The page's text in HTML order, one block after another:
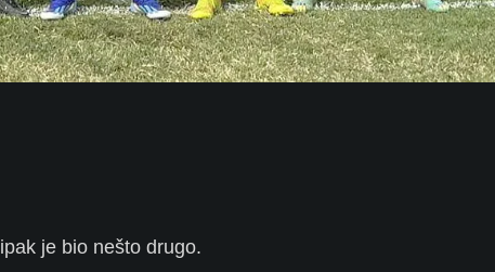
ipak je bio nešto drugo.